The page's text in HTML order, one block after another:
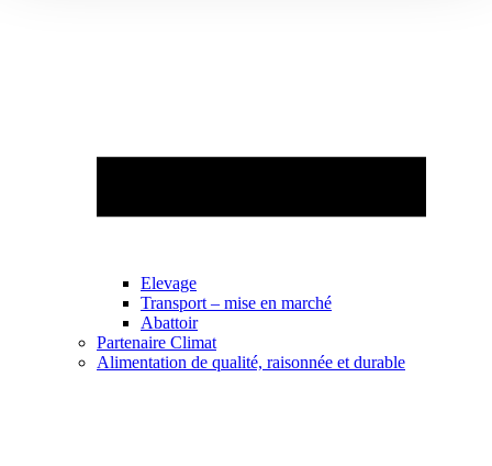
Elevage
Transport – mise en marché
Abattoir
Partenaire Climat
Alimentation de qualité, raisonnée et durable